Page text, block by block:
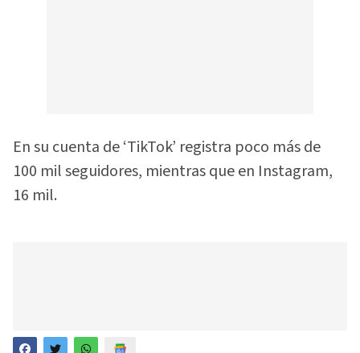
En su cuenta de ‘TikTok’ registra poco más de
100 mil seguidores, mientras que en Instagram,
16 mil.